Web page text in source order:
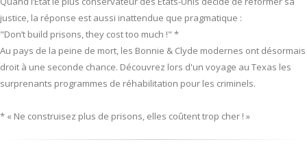
justice, la réponse est aussi inattendue que pragmatique :
"Don’t build prisons, they cost too much !" *
Au pays de la peine de mort, les Bonnie & Clyde modernes ont désormais
droit à une seconde chance. Découvrez lors d'un voyage au Texas les
surprenants programmes de réhabilitation pour les criminels.
* « Ne construisez plus de prisons, elles coûtent trop cher ! »